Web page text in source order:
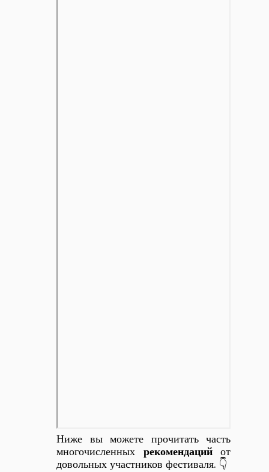
Ниже вы можете прочитать часть
многочисленных рекомендацийот
довольных участников фестиваля. 👇